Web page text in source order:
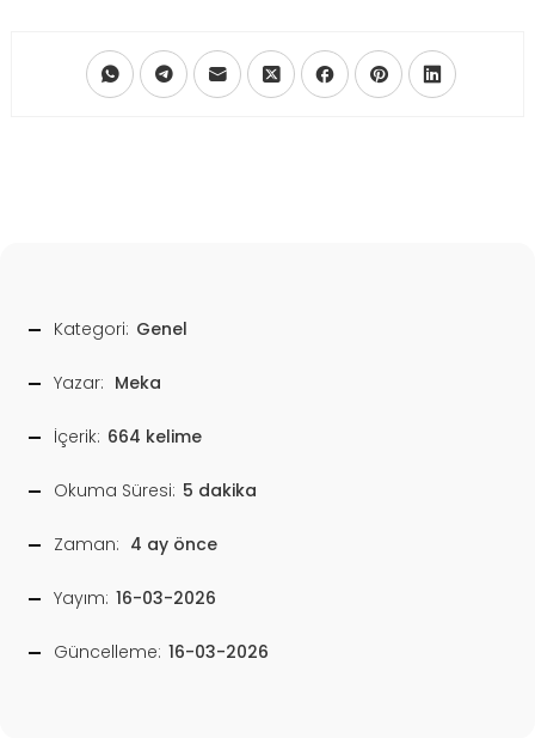
Kategori: Genel
Yazar: Meka
İçerik: 664 kelime
Okuma Süresi: 5 dakika
Zaman: 4 ay önce
Yayım: 16-03-2026
Güncelleme: 16-03-2026